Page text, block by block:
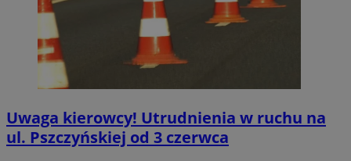
Uwaga kierowcy! Utrudnienia w ruchu na
ul. Pszczyńskiej od 3 czerwca